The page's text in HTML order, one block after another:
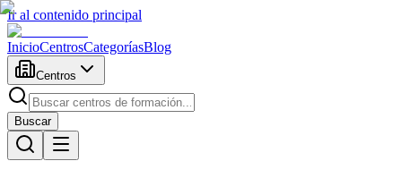
Ir al contenido principal
InicioCentrosCategoríasBlog
Centros
Buscar